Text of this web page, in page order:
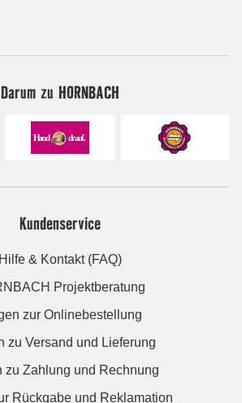
Darum zu HORNBACH
Kundenservice
Hilfe & Kontakt (FAQ)
Projektberatung
zur Onlinebestellung
zu Versand und Lieferung
zu Zahlung und Rechnung
Rückgabe und Reklamation